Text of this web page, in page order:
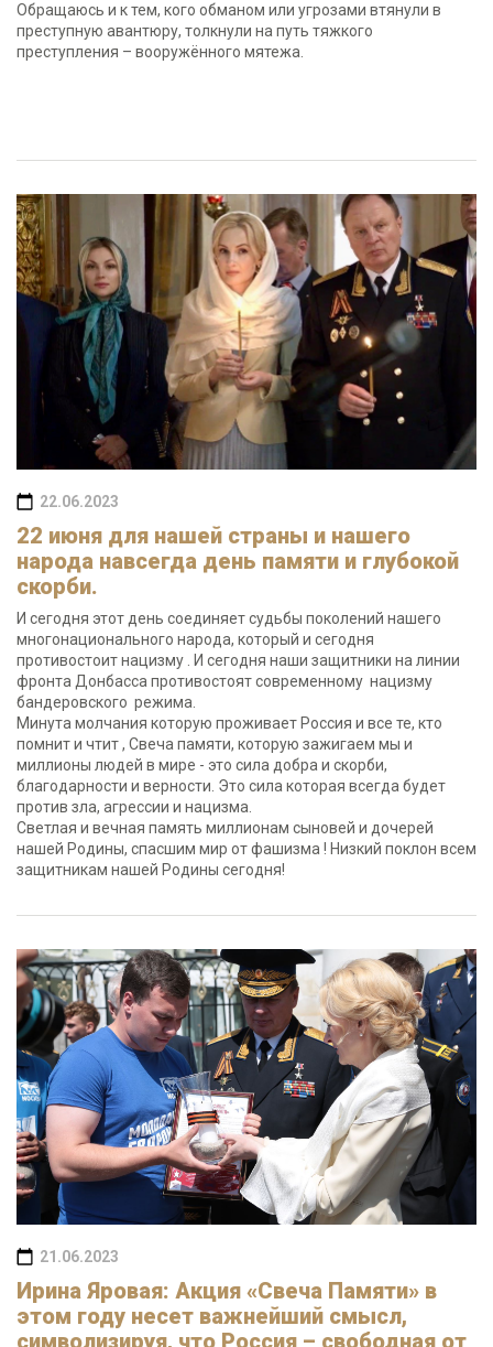
Обращаюсь и к тем, кого обманом или угрозами втянули в
преступную авантюру, толкнули на путь тяжкого
преступления – вооружённого мятежа.
22.06.2023
22 июня для нашей страны и нашего
народа навсегда день памяти и глубокой
скорби.
И сегодня этот день соединяет судьбы поколений нашего
многонационального народа, который и сегодня
противостоит нацизму . И сегодня наши защитники на линии
фронта Донбасса противостоят современному нацизму
бандеровского режима.
Минута молчания которую проживает Россия и все те, кто
помнит и чтит , Свеча памяти, которую зажигаем мы и
миллионы людей в мире - это сила добра и скорби,
благодарности и верности. Это сила которая всегда будет
против зла, агрессии и нацизма.
Светлая и вечная память миллионам сыновей и дочерей
нашей Родины, спасшим мир от фашизма ! Низкий поклон всем
защитникам нашей Родины сегодня!
21.06.2023
Ирина Яровая: Акция «Свеча Памяти» в
этом году несет важнейший смысл,
символизируя, что Россия – свободная от